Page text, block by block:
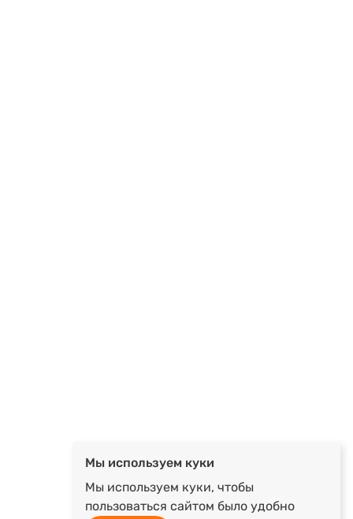
Мы используем куки
Мы используем куки, чтобы
пользоваться сайтом было удобно